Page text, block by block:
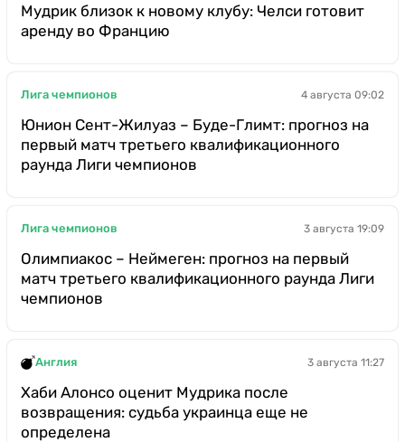
Мудрик близок к новому клубу: Челси готовит
аренду во Францию
Лига чемпионов 4 августа 09:02
Юнион Сент-Жилуаз – Буде-Глимт: прогноз на
первый матч третьего квалификационного
раунда Лиги чемпионов
Лига чемпионов 3 августа 19:09
Олимпиакос – Неймеген: прогноз на первый
матч третьего квалификационного раунда Лиги
чемпионов
Англия 3 августа 11:27
Хаби Алонсо оценит Мудрика после
возвращения: судьба украинца еще не
определена